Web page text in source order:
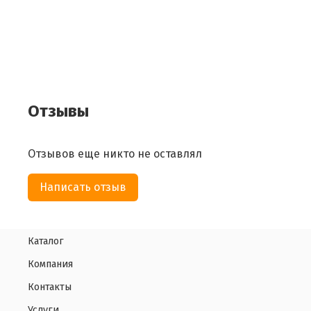
Отзывы
Отзывов еще никто не оставлял
Написать отзыв
Каталог
Компания
Контакты